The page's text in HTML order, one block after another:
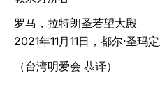
罗马，拉特朗圣若望大殿
2021年11月11日，都尔‧圣玛
（台湾明爱会 恭译）